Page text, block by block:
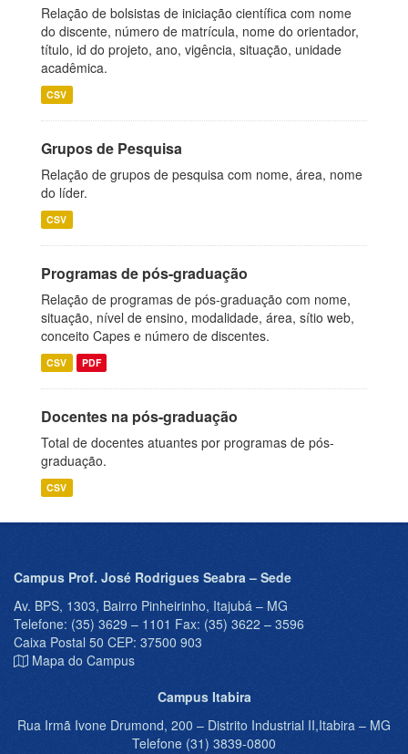
Relação de bolsistas de iniciação científica com nome
do discente, número de matrícula, nome do orientador,
título, id do projeto, ano, vigência, situação, unidade
acadêmica.
CSV
Grupos de Pesquisa
Relação de grupos de pesquisa com nome, área, nome
do líder.
CSV
Programas de pós-graduação
Relação de programas de pós-graduação com nome,
situação, nível de ensino, modalidade, área, sítio web,
conceito Capes e número de discentes.
CSV PDF
Docentes na pós-graduação
Total de docentes atuantes por programas de pós-
graduação.
CSV
Campus Prof. José Rodrigues Seabra – Sede
Av. BPS, 1303, Bairro Pinheirinho, Itajubá – MG
Telefone: (35) 3629 – 1101 Fax: (35) 3622 – 3596
Caixa Postal 50 CEP: 37500 903
Mapa do Campus
Campus Itabira
Rua Irmã Ivone Drumond, 200 – Distrito Industrial II,Itabira – MG
Telefone (31) 3839-0800